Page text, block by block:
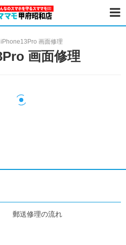
iPhone13Pro 画面修理
画面修理
郵送修理の流れ